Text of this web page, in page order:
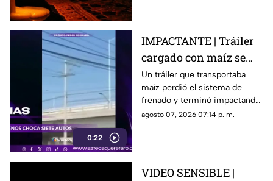
0:22
IMPACTANTE | Tráiler
cargado con maíz se
queda sin frenos y
embiste a siete
vehículos
Un tráiler que transportaba
maíz perdió el sistema de
frenado y terminó impactando
a siete vehículos que
agosto 07, 2026 07:14 p. m.
VIDEO SENSIBLE |